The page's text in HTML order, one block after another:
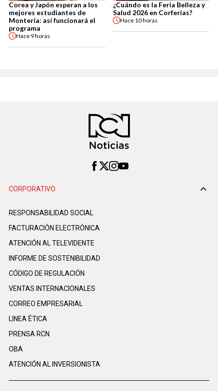
Corea y Japón esperan a los
mejores estudiantes de
Montería: así funcionará el
programa
Hace 9 horas
¿Cuándo es la Feria Belleza y
Salud 2026 en Corferias?
Hace 10 horas
CORPORATIVO
RESPONSABILIDAD SOCIAL
FACTURACIÓN ELECTRÓNICA
ATENCIÓN AL TELEVIDENTE
INFORME DE SOSTENIBILIDAD
CÓDIGO DE REGULACIÓN
VENTAS INTERNACIONALES
CORREO EMPRESARIAL
LINEA ÉTICA
PRENSA RCN
OBA
ATENCIÓN AL INVERSIONISTA